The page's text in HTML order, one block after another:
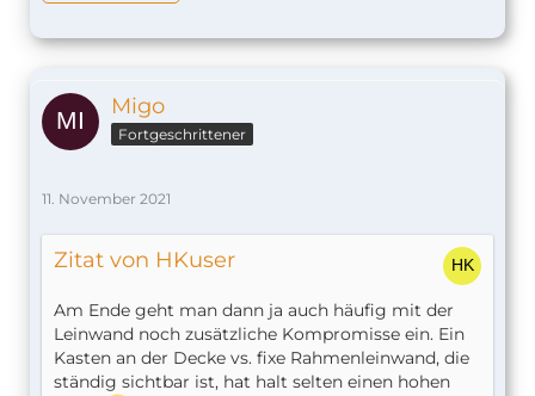
Migo
Fortgeschrittener
11. November 2021
Zitat von HKuser
Am Ende geht man dann ja auch häufig mit der
Leinwand noch zusätzliche Kompromisse ein. Ein
Kasten an der Decke vs. fixe Rahmenleinwand, die
ständig sichtbar ist, hat halt selten einen hohen